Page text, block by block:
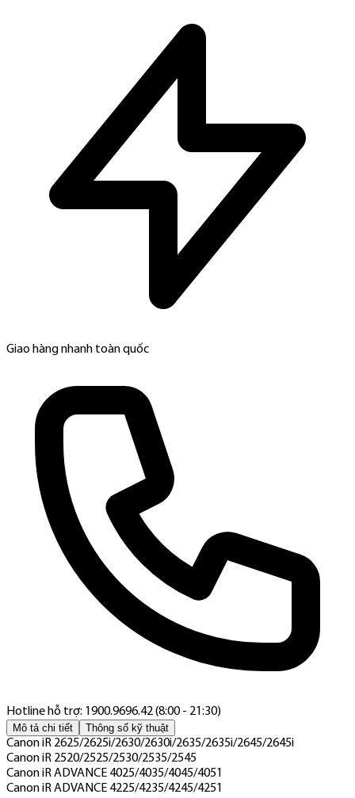
Giao hàng nhanh toàn quốc
Hotline hỗ trợ: 1900.9696.42 (8:00 - 21:30)
Mô tả chi tiết Thông số kỹ thuật
Canon iR 2625/2625i/2630/2630i/2635/2635i/2645/2645i
Canon iR 2520/2525/2530/2535/2545
Canon iR ADVANCE 4025/4035/4045/4051
Canon iR ADVANCE 4225/4235/4245/4251